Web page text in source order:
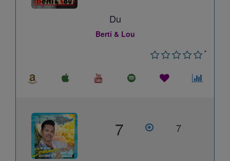
Du
Berti & Lou
*
7 7